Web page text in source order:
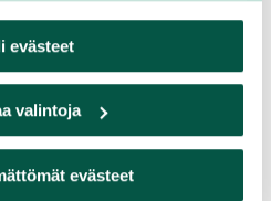
evästeet
valintoja
evästeet
Jyväskylä